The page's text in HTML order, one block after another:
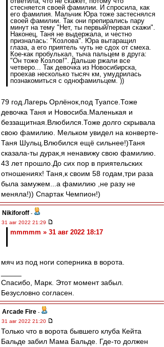
стесняется своей фамилии. И спросила, как
его фамилия. Мальчик Юра тоже застеснялся
своей фамилии. Так они препирались пару
минут на тему "Нет, ты первый/первая скажи".
Наконец, Таня не выдержала, и честно
призналась: "Козлова". Юра вытаращил
глаза, а его приятель чуть не сдох от смеха.
Кое-как пробулькал, тыча пальцем в друга:
"Он тоже Козлов!". Дальше ржали все
четверо... Так девочка из Новосибирска,
проехав несколько тысяч км, умудрилась
познакомиться с однофамильцем. ))
79 год.Лагерь Орлёнок,под Туапсе.Тоже
девочка Таня и Новосиба.Маленькая и
беззащитная.Влюбился.Тоже долго скрывала
свою фамилию. Мельком увидел на конверте-
Таня Шульц.Влюбился ещё сильнее!)Таня
сказала-ты дурак,я ненавижу свою фамилию.
43 лет прошло.До сих пор в приятельских
отношениях! Таня,к своим 58 годам,три раза
была замужем...а фамилию ,не разу не
меняла!)) Спартак Чемпион!)
Nikiforoff -
31 авг 2022 21:29
mmmmm » 31 авг 2022 18:17
мяч из под ноги соперника в ворота.
Спасибо, Марк. Этот момент забыл.
Безусловно согласен.
Arcade Fire -
31 авг 2022 21:20
Только что в ворота бывшего клуба Кейта
Бальде забил Мама Бальде. Где-то должен